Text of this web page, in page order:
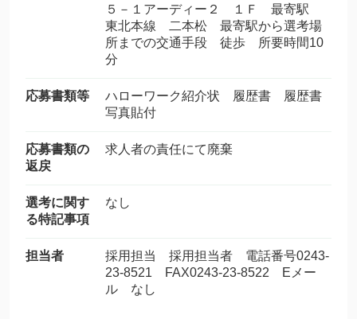
５－１アーディー２ １Ｆ 最寄駅
東北本線 二本松 最寄駅から選考場
所までの交通手段 徒歩 所要時間10
分
応募書類等
ハローワーク紹介状 履歴書 履歴書
写真貼付
応募書類の
返戻
求人者の責任にて廃棄
選考に関す
る特記事項
なし
担当者
採用担当 採用担当者 電話番号0243-
23-8521 FAX0243-23-8522 Eメー
ル なし